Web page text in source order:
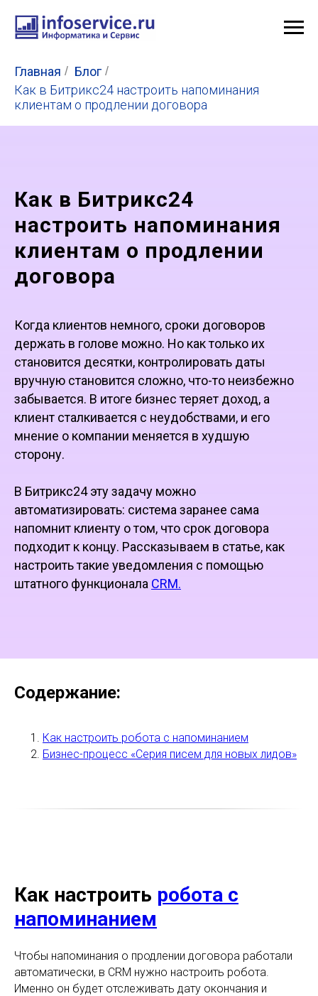
Главная / Блог /
Как в Битрикс24 настроить напоминания
клиентам о продлении договора
Как в Битрикс24
настроить напоминания
клиентам о продлении
договора
Когда клиентов немного, сроки договоров
держать в голове можно. Но как только их
становится десятки, контролировать даты
вручную становится сложно, что-то неизбежно
забывается. В итоге бизнес теряет доход, а
клиент сталкивается с неудобствами, и его
мнение о компании меняется в худшую
сторону.
В Битрикс24 эту задачу можно
автоматизировать: система заранее сама
напомнит клиенту о том, что срок договора
подходит к концу. Рассказываем в статье, как
настроить такие уведомления с помощью
штатного функционала CRM.
Содержание:
Как настроить робота с напоминанием
Бизнес-процесс «Серия писем для новых лидов»
Как настроить робота с
напоминанием
Чтобы напоминания о продлении договора работали
автоматически, в CRM нужно настроить робота.
Именно он будет отслеживать дату окончания и